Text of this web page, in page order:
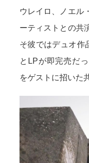
ウレイロ、ノエル
ーティストとの共
そ彼ではデュオ作
とLPが即完売だ
をゲストに招いた